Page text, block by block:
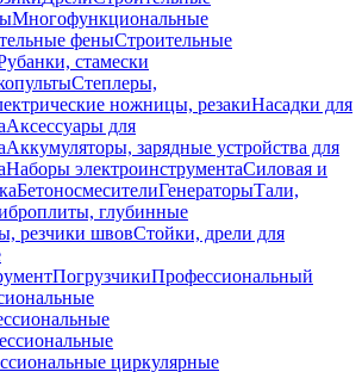
Многофункциональные
феныСтроительные
стамески
Степлеры,
ножницы, резакиНасадки для
Аксессуары для
Аккумуляторы, зарядные устройства для
Наборы электроинструментаСиловая и
БетоносмесителиГенераторыТали,
глубинные
резчики швовСтойки, дрели для
ПогрузчикиПрофессиональный
циркулярные